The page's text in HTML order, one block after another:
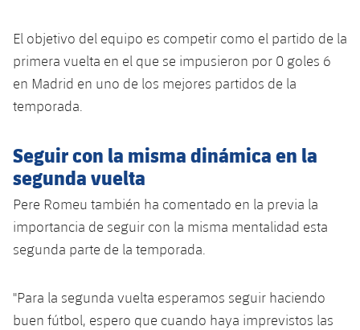
Clasificaciones
Jugadores
Historia
Palmarés
Jugadores
Clasificaciones
Junior
Juvenil
Alevín
Información general
plusicon
más
Atletismo
plusicon
más
Masculino
Femenino
Agenda
plusicon
más
Actualidad
Jugadores
Resultados
Hockey sobre hielo
Actualidad
Calendario
Hockey hierba
Hockey Hierba Masculino
Actualidad
Escuela de Patinaje
El objetivo del equipo es competir como el partido de la
primera vuelta en el que se impusieron por 0 goles 6
en Madrid en uno de los mejores partidos de la
temporada.
Seguir con la misma dinámica en la
segunda vuelta
Pere Romeu también ha comentado en la previa la
importancia de seguir con la misma mentalidad esta
segunda parte de la temporada.
"Para la segunda vuelta esperamos seguir haciendo
buen fútbol, ​​espero que cuando haya imprevistos las